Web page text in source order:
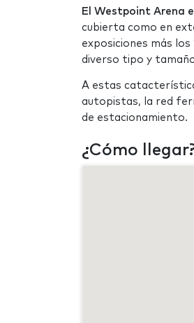
El Westpoint Arena
cubierta como en
exposiciones más
diverso tipo y
A estas
autopistas, la red
de estacionamiento.
¿Cómo